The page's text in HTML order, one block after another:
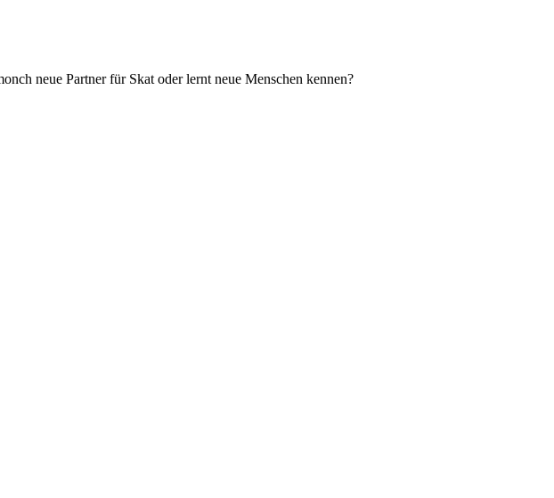
ch neue Partner für Skat oder lernt neue Menschen kennen?